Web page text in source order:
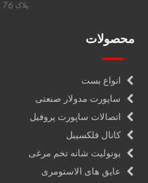
پلاک 76
محصولات
انواع بست
ساپورت مدولار صنعتی
اتصالات ساپورت پروفیل
کانال فلکسیبل
یونولیت شانه تخم مرغی
عایق های الاستومری